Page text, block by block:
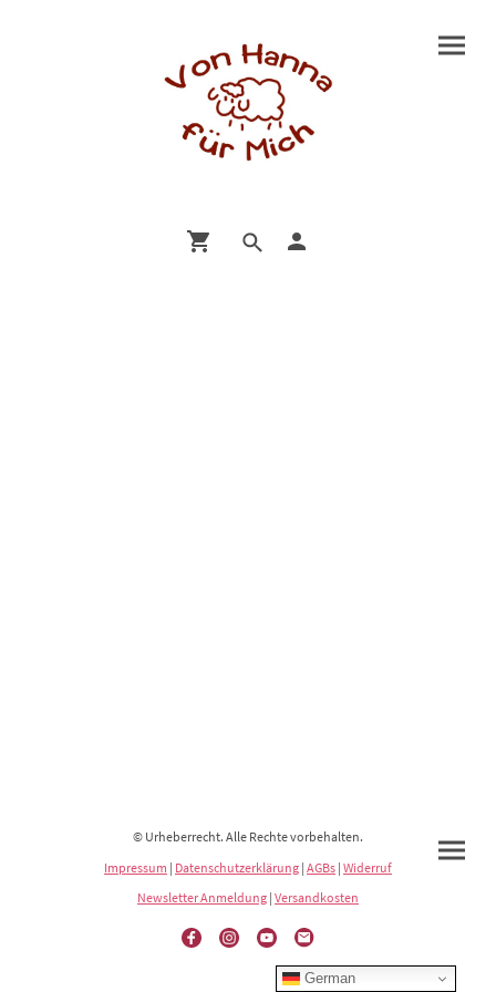
© Urheberrecht. Alle Rechte vorbehalten.
Impressum | Datenschutzerklärung | AGBs | Widerruf
Newsletter Anmeldung | Versandkosten
German